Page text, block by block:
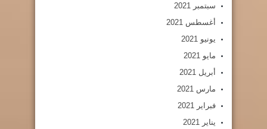
سبتمبر 2021
أغسطس 2021
يونيو 2021
مايو 2021
أبريل 2021
مارس 2021
فبراير 2021
يناير 2021